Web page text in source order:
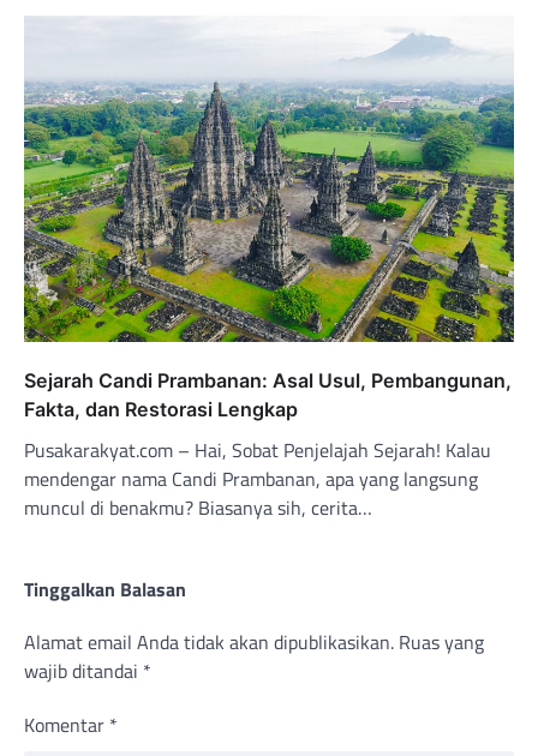
Sejarah Candi Prambanan: Asal Usul, Pembangunan,
Fakta, dan Restorasi Lengkap
Pusakarakyat.com – Hai, Sobat Penjelajah Sejarah! Kalau
mendengar nama Candi Prambanan, apa yang langsung
muncul di benakmu? Biasanya sih, cerita…
Tinggalkan Balasan
Alamat email Anda tidak akan dipublikasikan. Ruas yang
wajib ditandai *
Komentar *